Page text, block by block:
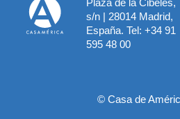
Plaza de la Cibeles,
s/n | 28014 Madrid,
España. Tel: +34 91
595 48 00
© Casa de